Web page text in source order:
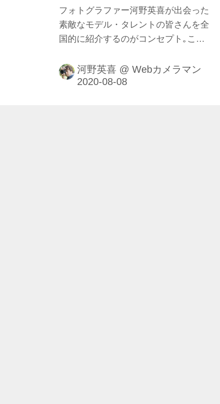
フォトグラファー河野英喜が出会った
素敵なモデル・タレントの皆さんを全
国的に紹介するのがコンセプト｡ここ
インダー内の様子を垣間見ることがで
きるのはもちろん､週替わりの撮影小
河野英喜 @ Webカメラマン